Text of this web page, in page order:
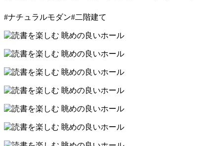
#ナチュラルモダン#二階建て